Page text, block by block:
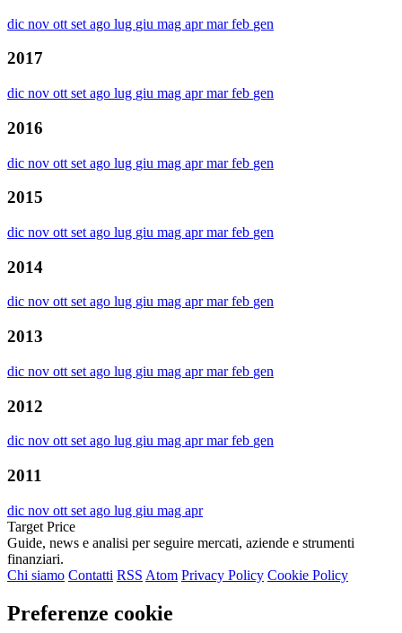
dic nov ott set ago lug giu mag aprmarfeb gen
2017
dic nov ott set ago lug giu mag aprmarfeb gen
2016
dic nov ott set ago lug giu mag aprmarfeb gen
2015
dic nov ott set ago lug giu mag aprmarfeb gen
2014
dic nov ottsetago lug giu mag aprmarfeb gen
2013
dic nov ott set ago lug giu mag aprmarfeb gen
2012
dic nov ott set ago lug giu mag aprmarfeb gen
2011
dic nov ott set ago lug giu mag apr
Target Price
Guide, news e analisi per seguire mercati, aziende e strumenti
finanziari.
Chi siamo Contatti RSS Atom Privacy Policy Cookie Policy
Preferenze cookie